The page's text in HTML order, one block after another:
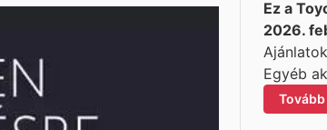
Ez a
2026.
Egyéb